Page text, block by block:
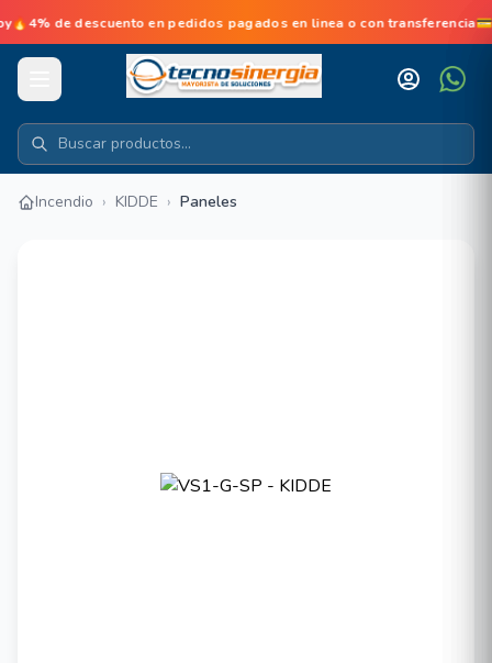
de descuento en pedidos pagados en linea o con
Incendio › KIDDE › Paneles